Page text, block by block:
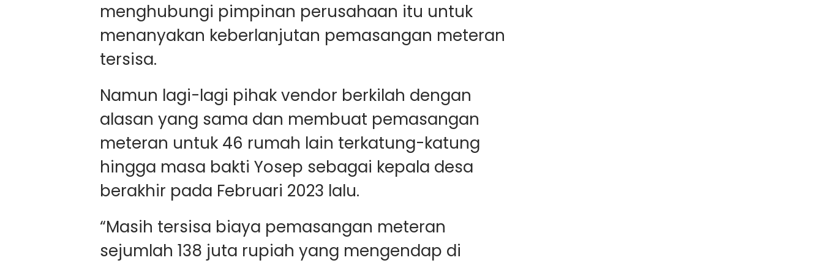
menghubungi pimpinan perusahaan itu untuk
menanyakan keberlanjutan pemasangan meteran
tersisa.
Namun lagi-lagi pihak vendor berkilah dengan
alasan yang sama dan membuat pemasangan
meteran untuk 46 rumah lain terkatung-katung
hingga masa bakti Yosep sebagai kepala desa
berakhir pada Februari 2023 lalu.
“Masih tersisa biaya pemasangan meteran
sejumlah 138 juta rupiah yang mengendap di